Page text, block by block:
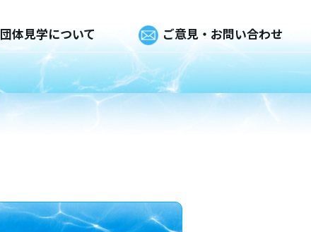
団体見学について ご意見・お問い合わせ